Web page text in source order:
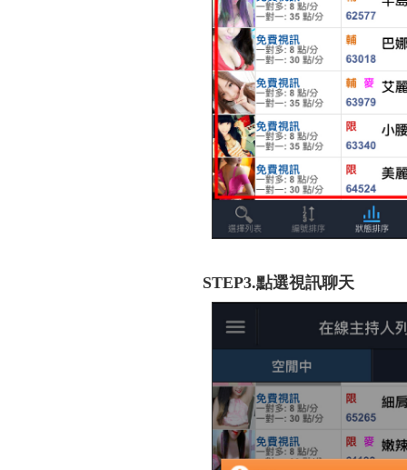
STEP3.點選視訊聊天